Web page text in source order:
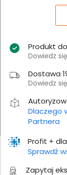
Profit +
Sprawdź
Zapytaj
Produkt
Dowiedz
Dostawa
Dowiedz
Dlaczego
Partnera